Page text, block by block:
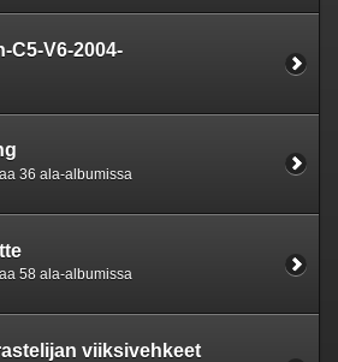
C5-V6-2004-
36 ala-albumissa
58 ala-albumissa
viiksivehkeet